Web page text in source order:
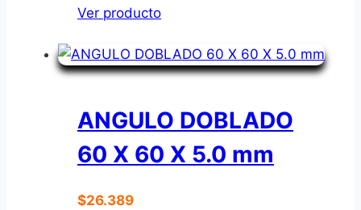
Ver producto
ANGULO DOBLADO
60 X 60 X 5.0 mm
$26.389